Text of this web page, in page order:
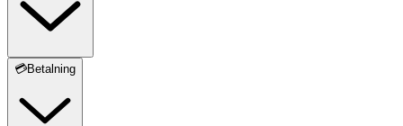
💳Betalning